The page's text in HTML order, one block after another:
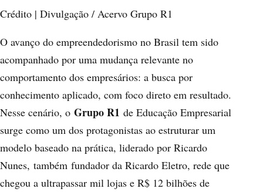
Crédito | Divulgação / Acervo Grupo R1
O avanço do empreendedorismo no Brasil tem sido
acompanhado por uma mudança relevante no
comportamento dos empresários: a busca por
conhecimento aplicado, com foco direto em resultado.
Nesse cenário, o Grupo R1 de Educação Empresarial
surge como um dos protagonistas ao estruturar um
modelo baseado na prática, liderado por Ricardo
Nunes, também fundador da Ricardo Eletro, rede que
chegou a ultrapassar mil lojas e R$ 12 bilhões de